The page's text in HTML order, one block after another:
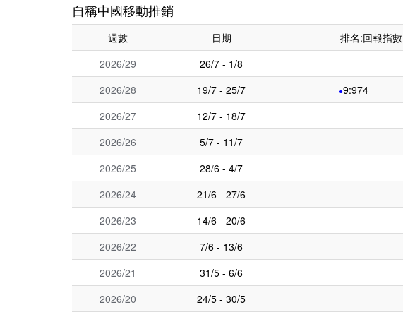
自稱中國移動推銷
週數 日期
排名:回報指數
2026/29
26/7 - 1/8
2026/28
19/7 - 25/7 ───────────●9:974
2026/27
12/7 - 18/7
2026/26
5/7 - 11/7
2026/25
28/6 - 4/7
2026/24
21/6 - 27/6
2026/23
14/6 - 20/6
2026/22
7/6 - 13/6
2026/21
31/5 - 6/6
2026/20
24/5 - 30/5